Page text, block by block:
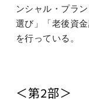
ンシャル・プラ
選び」「老後資
を行っている。
＜第2部＞